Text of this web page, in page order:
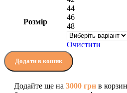
Розмір
44
46
48
Очистити
Додати в кошик
Додайте ще на 3000 грн в